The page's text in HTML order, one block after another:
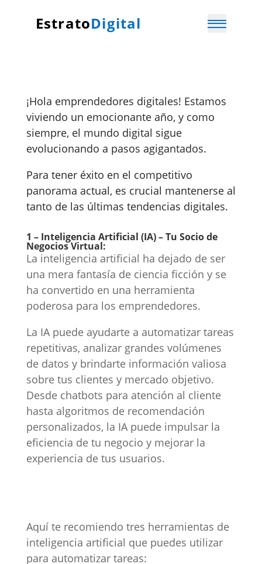
EstratoDigital
¡Hola emprendedores digitales! Estamos
viviendo un emocionante año, y como
siempre, el mundo digital sigue
evolucionando a pasos agigantados.
Para tener éxito en el competitivo
panorama actual, es crucial mantenerse al
tanto de las últimas tendencias digitales.
1 – Inteligencia Artificial (IA) – Tu Socio de
Negocios Virtual:
La inteligencia artificial ha dejado de ser
una mera fantasía de ciencia ficción y se
ha convertido en una herramienta
poderosa para los emprendedores.
La IA puede ayudarte a automatizar tareas
repetitivas, analizar grandes volúmenes
de datos y brindarte información valiosa
sobre tus clientes y mercado objetivo.
Desde chatbots para atención al cliente
hasta algoritmos de recomendación
personalizados, la IA puede impulsar la
eficiencia de tu negocio y mejorar la
experiencia de tus usuarios.
Aquí te recomiendo tres herramientas de
inteligencia artificial que puedes utilizar
para automatizar tareas: